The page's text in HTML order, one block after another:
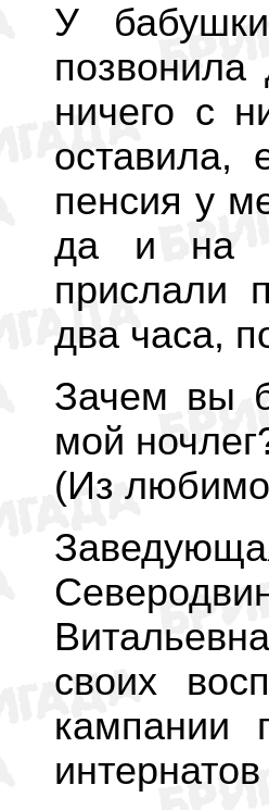
У
позвонила
ничего с
оставила,
пенсия у
да и на
прислали
два часа,
Зачем вы
мой
(Из
своих
кампании